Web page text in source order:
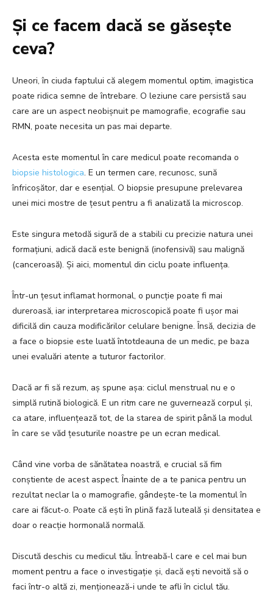
Și ce facem dacă se găsește
ceva?
Uneori, în ciuda faptului că alegem momentul optim, imagistica
poate ridica semne de întrebare. O leziune care persistă sau
care are un aspect neobișnuit pe mamografie, ecografie sau
RMN, poate necesita un pas mai departe.
Acesta este momentul în care medicul poate recomanda o
biopsie histologica. E un termen care, recunosc, sună
înfricoșător, dar e esențial. O biopsie presupune prelevarea
unei mici mostre de țesut pentru a fi analizată la microscop.
Este singura metodă sigură de a stabili cu precizie natura unei
formațiuni, adică dacă este benignă (inofensivă) sau malignă
(canceroasă). Și aici, momentul din ciclu poate influența.
Într-un țesut inflamat hormonal, o puncție poate fi mai
dureroasă, iar interpretarea microscopică poate fi ușor mai
dificilă din cauza modificărilor celulare benigne. Însă, decizia de
a face o biopsie este luată întotdeauna de un medic, pe baza
unei evaluări atente a tuturor factorilor.
Dacă ar fi să rezum, aș spune așa: ciclul menstrual nu e o
simplă rutină biologică. E un ritm care ne guvernează corpul și,
ca atare, influențează tot, de la starea de spirit până la modul
în care se văd țesuturile noastre pe un ecran medical.
Când vine vorba de sănătatea noastră, e crucial să fim
conștiente de acest aspect. Înainte de a te panica pentru un
rezultat neclar la o mamografie, gândește-te la momentul în
care ai făcut-o. Poate că ești în plină fază luteală și densitatea e
doar o reacție hormonală normală.
Discută deschis cu medicul tău. Întreabă-l care e cel mai bun
moment pentru a face o investigație și, dacă ești nevoită să o
faci într-o altă zi, menționează-i unde te afli în ciclul tău.